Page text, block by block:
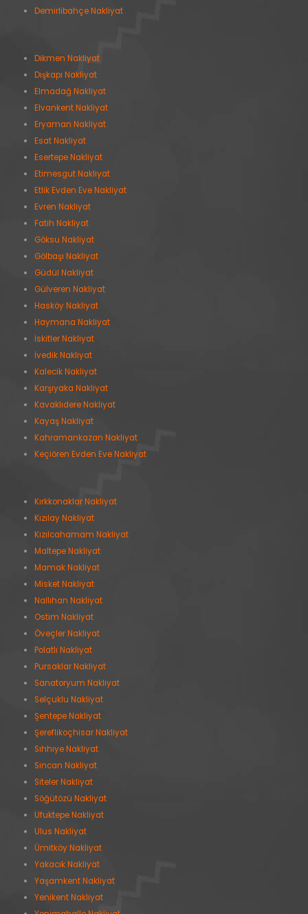
Demirlibahçe Nakliyat
Dikmen Nakliyat
Dışkapı Nakliyat
Elmadağ Nakliyat
Elvankent Nakliyat
Eryaman Nakliyat
Esat Nakliyat
Esertepe Nakliyat
Etimesgut Nakliyat
Etlik Evden Eve Nakliyat
Evren Nakliyat
Fatih Nakliyat
Göksu Nakliyat
Gölbaşı Nakliyat
Güdül Nakliyat
Gülveren Nakliyat
Hasköy Nakliyat
Haymana Nakliyat
İskitler Nakliyat
İvedik Nakliyat
Kalecik Nakliyat
Karşıyaka Nakliyat
Kavaklıdere Nakliyat
Kayaş Nakliyat
Kahramankazan Nakliyat
Keçiören Evden Eve Nakliyat
Kırkkonaklar Nakliyat
Kızılay Nakliyat
Kızılcahamam Nakliyat
Maltepe Nakliyat
Mamak Nakliyat
Misket Nakliyat
Nallıhan Nakliyat
Ostim Nakliyat
Öveçler Nakliyat
Polatlı Nakliyat
Pursaklar Nakliyat
Sanatoryum Nakliyat
Selçuklu Nakliyat
Şentepe Nakliyat
Şereflikoçhisar Nakliyat
Sıhhıye Nakliyat
Sincan Nakliyat
Siteler Nakliyat
Söğütözü Nakliyat
Ufuktepe Nakliyat
Ulus Nakliyat
Ümitköy Nakliyat
Yakacık Nakliyat
Yaşamkent Nakliyat
Yenikent Nakliyat